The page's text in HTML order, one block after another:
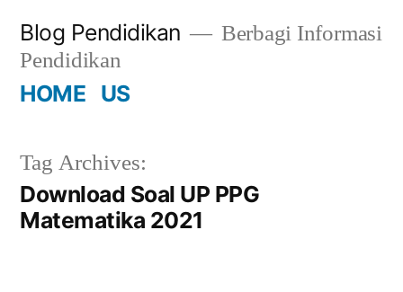
content
Blog Pendidikan
Berbagi Informasi
Pendidikan
HOME US
Tag Archives:
Download Soal UP PPG
Matematika 2021